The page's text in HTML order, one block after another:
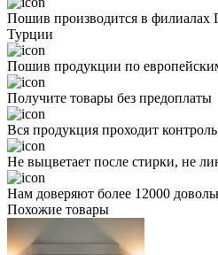
Пошив производится в филиалах
Турции
Пошив продукции по европейским
Получите товары без предоплаты
Вся продукция проходит
Не выцветает после стирки, не
Нам доверяют более 12000
Похожие товары